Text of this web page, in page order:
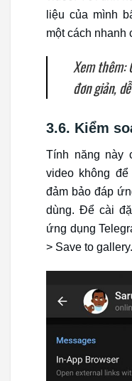
liệu của mình
một cách nhanh
Xem thêm:
đơn giản,
3.6. Kiểm
Tính năng này
video không
đảm bảo đáp
dùng. Để cài
ứng dụng
> Save to gallery.